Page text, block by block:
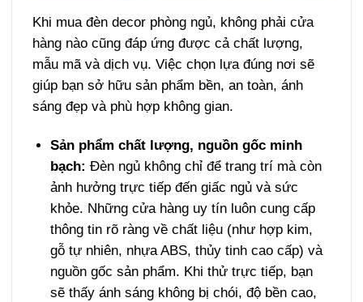
Khi mua đèn decor phòng ngủ, không phải cửa
hàng nào cũng đáp ứng được cả chất lượng,
mẫu mã và dịch vụ. Việc chọn lựa đúng nơi sẽ
giúp bạn sở hữu sản phẩm bền, an toàn, ánh
sáng đẹp và phù hợp không gian.
Sản phẩm chất lượng, nguồn gốc minh
bạch: Đèn ngủ không chỉ để trang trí mà còn
ảnh hưởng trực tiếp đến giấc ngủ và sức
khỏe. Những cửa hàng uy tín luôn cung cấp
thông tin rõ ràng về chất liệu (như hợp kim,
gỗ tự nhiên, nhựa ABS, thủy tinh cao cấp) và
nguồn gốc sản phẩm. Khi thử trực tiếp, bạn
sẽ thấy ánh sáng không bị chói, độ bền cao,